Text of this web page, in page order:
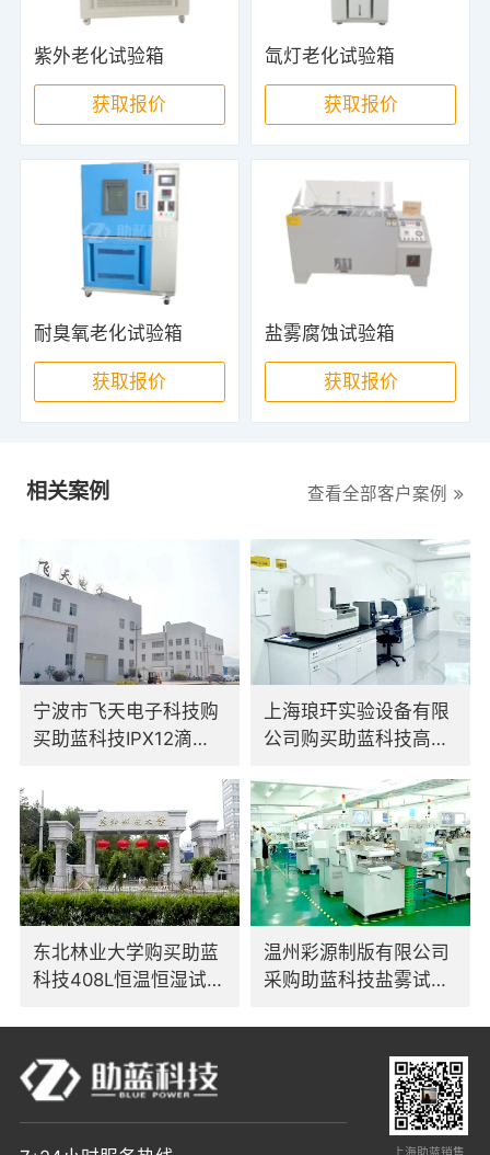
紫外老化试验箱
获取报价
氙灯老化试验箱
获取报价
耐臭氧老化试验箱
获取报价
盐雾腐蚀试验箱
获取报价
相关案例 查看全部客户案例
宁波市飞天电子科技购
买助蓝科技IPX12滴水
上海琅玕实验设备有限
公司购买助蓝科技高低
东北林业大学购买助蓝
科技408L恒温恒湿试验
温州彩源制版有限公司
采购助蓝科技盐雾试验